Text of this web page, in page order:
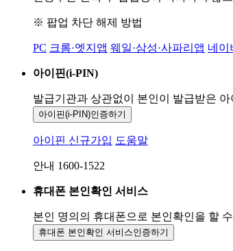
※ 팝업 차단 해제 방법
PC 크롬·엣지앱 웨일·삼성·사파리앱 네이
아이핀(i-PIN)
발급기관과 상관없이 본인이 발급받은 아
아이핀(i-PIN)인증하기
아이핀 신규가입 도움말
안내 1600-1522
휴대폰 본인확인 서비스
본인 명의의 휴대폰으로 본인확인을 할
휴대폰 본인확인 서비스인증하기